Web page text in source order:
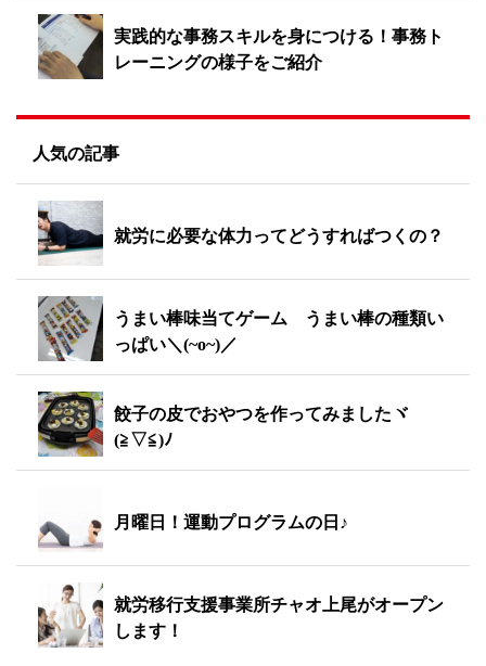
実践的な事務スキルを身につける！事務ト
レーニングの様子をご紹介
人気の記事
就労に必要な体力ってどうすればつくの？
うまい棒味当てゲーム うまい棒の種類い
っぱい＼(~o~)／
餃子の皮でおやつを作ってみましたヾ
(≧▽≦)ﾉ
月曜日！運動プログラムの日♪
就労移行支援事業所チャオ上尾がオープン
します！